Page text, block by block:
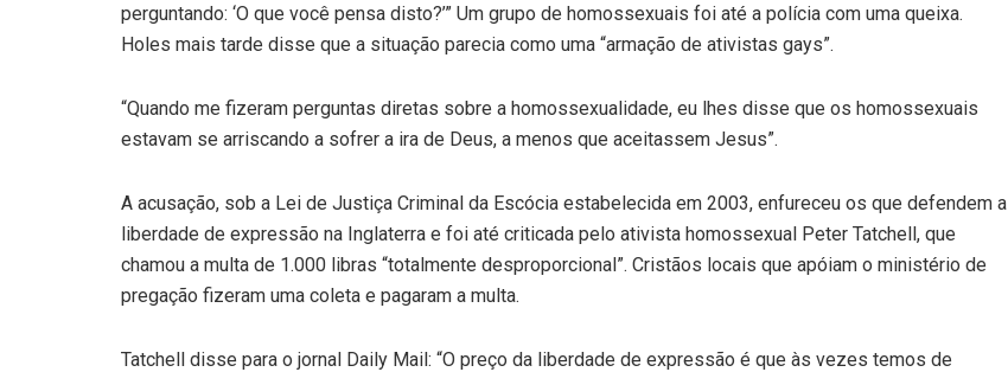
perguntando: ‘O que você pensa disto?’” Um grupo de homossexuais foi até a polícia com uma queixa.
Holes mais tarde disse que a situação parecia como uma “armação de ativistas gays”.
“Quando me fizeram perguntas diretas sobre a homossexualidade, eu lhes disse que os homossexuais
estavam se arriscando a sofrer a ira de Deus, a menos que aceitassem Jesus”.
A acusação, sob a Lei de Justiça Criminal da Escócia estabelecida em 2003, enfureceu os que defendem a
liberdade de expressão na Inglaterra e foi até criticada pelo ativista homossexual Peter Tatchell, que
chamou a multa de 1.000 libras “totalmente desproporcional”. Cristãos locais que apóiam o ministério de
pregação fizeram uma coleta e pagaram a multa.
Tatchell disse para o jornal Daily Mail: “O preço da liberdade de expressão é que às vezes temos de